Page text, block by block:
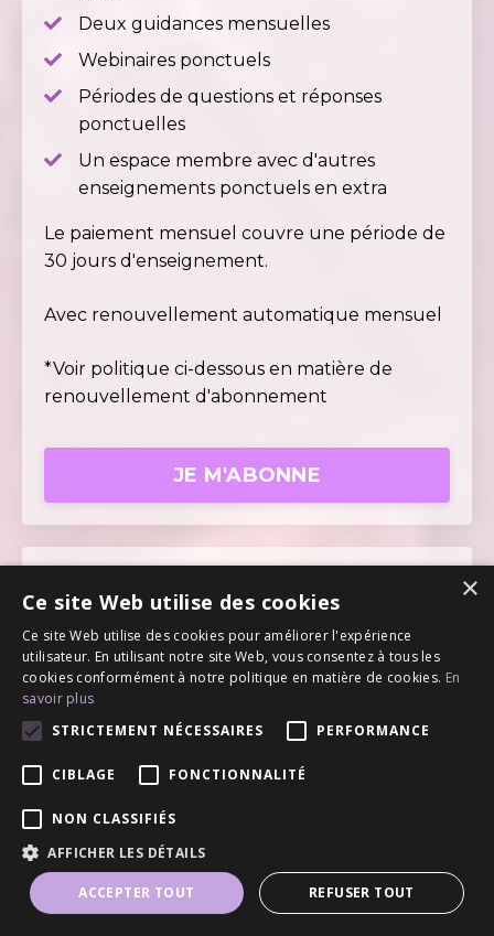
Deux guidances mensuelles
Webinaires ponctuels
Périodes de questions et réponses
ponctuelles
Un espace membre avec d'autres
enseignements ponctuels en extra
Le paiement mensuel couvre une période de
30 jours d'enseignement.
Avec renouvellement automatique mensuel
*Voir politique ci-dessous en matière de
renouvellement d'abonnement
JE M'ABONNE
CANADIENS
13$/mois* + tx
Tarif fixe, une fois abonné.e
lune
Un enseignement mensuel à la nouvelle
lune
Deux guidances mensuelles
Webinaires ponctuels
×
Ce site Web utilise des cookies
Ce site Web utilise des cookies pour améliorer l'expérience
utilisateur. En utilisant notre site Web, vous consentez à tous les
cookies conformément à notre politique en matière de cookies. En
savoir plus
STRICTEMENT NÉCESSAIRES
PERFORMANCE
CIBLAGE FONCTIONNALITÉ
NON CLASSIFIÉS
AFFICHER LES DÉTAILS
ACCEPTER TOUT REFUSER TOUT